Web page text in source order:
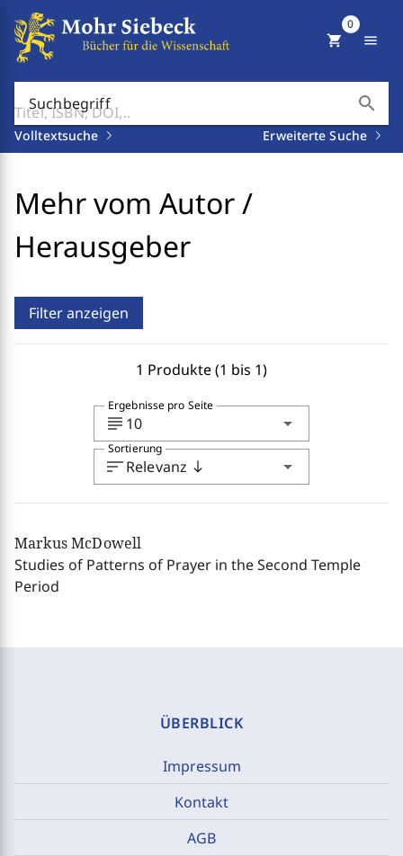
Suchbegriff search
Volltextsuche Erweiterte Suche
shopping_cart
0
menu
Mehr vom Autor /
Herausgeber
Filter anzeigen
1 Produkte (1 bis 1)
subject 10 arrow_drop_down
Ergebnisse pro Seite
sortRelevanz south arrow_drop_down
Sortierung
Markus McDowell
Studies of Patterns of Prayer in the Second Temple
Period
ÜBERBLICK
Impressum
Kontakt
AGB